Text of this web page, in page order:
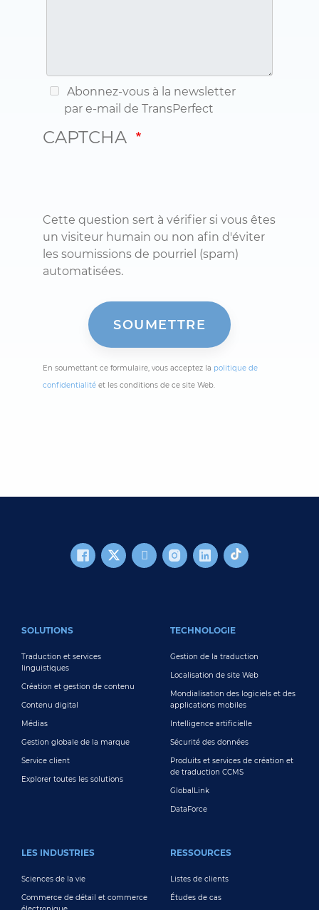
Abonnez-vous à la newsletter
par e-mail de TransPerfect
CAPTCHA
Cette question sert à vérifier si vous êtes
un visiteur humain ou non afin d'éviter
les soumissions de pourriel (spam)
automatisées.
En soumettant ce formulaire, vous acceptez la politique de
confidentialité et les conditions de ce site Web.
SOLUTIONS
Traduction et services
linguistiques
Création et gestion de contenu
Contenu digital
Médias
Gestion globale de la marque
Service client
Explorer toutes les solutions
TECHNOLOGIE
Gestion de la traduction
Localisation de site Web
Mondialisation des logiciels et des
applications mobiles
Intelligence artificielle
Sécurité des données
Produits et services de création et
de traduction CCMS
GlobalLink
DataForce
LES INDUSTRIES
Sciences de la vie
Commerce de détail et commerce
RESSOURCES
Listes de clients
Études de cas